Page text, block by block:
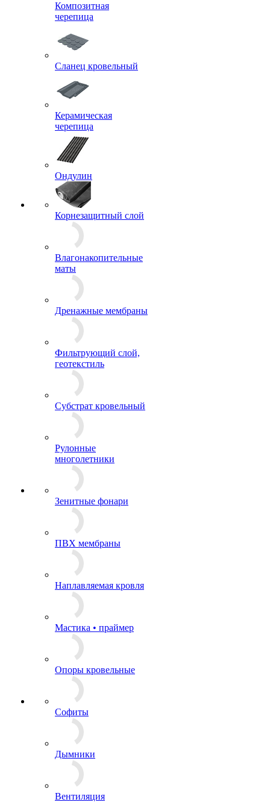
Композитная
черепица
Сланец кровельный
Керамическая
черепица
Ондулин
Корнезащитный слой
Влагонакопительные
маты
Дренажные мембраны
Фильтрующий слой,
геотекстиль
Субстрат кровельный
Рулонные
многолетники
Зенитные фонари
ПВХ мембраны
Наплавляемая кровля
Мастика • праймер
Опоры кровельные
Софиты
Дымники
Вентиляция